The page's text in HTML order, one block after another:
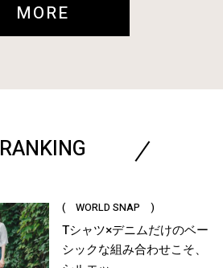
MORE
RANKING
( WORLD SNAP )
Tシャツ×デニムだけのベー
シックな組み合わせこそ、